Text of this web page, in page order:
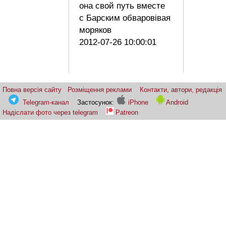
она свой путь вместе
с Барским обваровівая
моряков
2012-07-26 10:00:01
Повна версія сайту Розміщення реклами
Контакти, автори, редакція
Telegram-канал
Застосунок: iPhone
Android
Надіслати фото через telegram
Patreon